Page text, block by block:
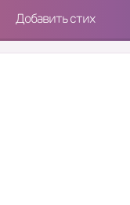
Добавить стих